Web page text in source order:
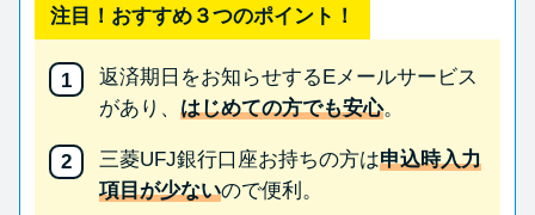
注目！おすすめ３つのポイント！
返済期日をお知らせするEメールサービス
があり、 はじめての方でも安心。
三菱UFJ銀行口座お持ちの方は申込時入力
項目が少ないので便利。